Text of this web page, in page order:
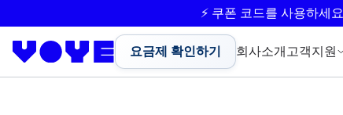
⚡ 쿠폰 코드를 사용하세요
요금제 확인하기 회사소개 고객지원